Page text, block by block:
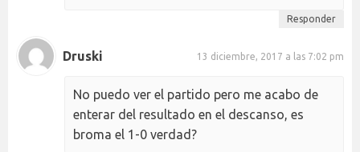
Responder
Druski 13 diciembre, 2017 a las 7:02 pm
No puedo ver el partido pero me acabo de
enterar del resultado en el descanso, es
broma el 1-0 verdad?